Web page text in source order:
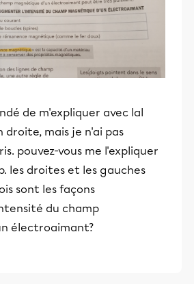
de m'expliquer avec lal
droite, mais je n'ai pas
pouvez-vous me l'expliquer
les droites et les gauches
sont les façons
du champ
électroaimant?